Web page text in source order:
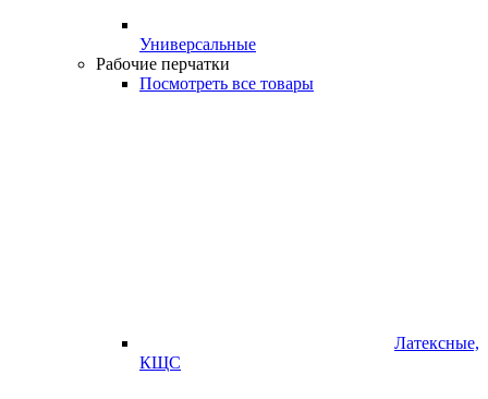
Универсальные
Рабочие перчатки
Посмотреть все товары
Латексные,
КЩС